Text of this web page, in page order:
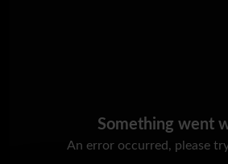
Something went
An error occurred, please